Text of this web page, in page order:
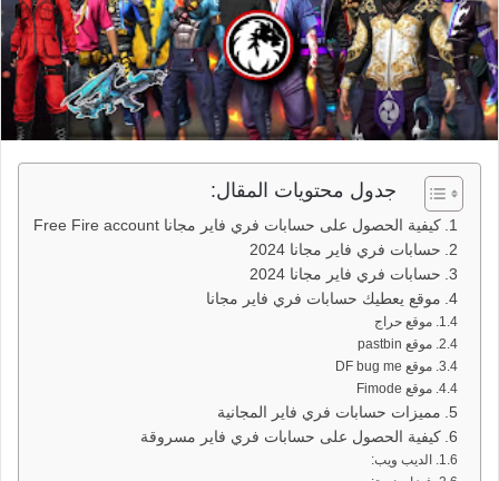
جدول محتويات المقال:
كيفية الحصول على حسابات فري فاير مجانا Free Fire account
حسابات فري فاير مجانا 2024
حسابات فري فاير مجانا 2024
موقع يعطيك حسابات فري فاير مجانا
موقع حراج
موقع pastbin
موقع DF bug me
موقع Fimode
مميزات حسابات فري فاير المجانية
كيفية الحصول على حسابات فري فاير مسروقة
الديب ويب: